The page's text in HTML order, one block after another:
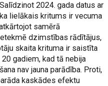
2024. gada datus ar
lielākais kritums ir vecuma
samērā
dzimstības rādītājus,
skaita krituma ir saistīta
gadiem, kad tā nebija
nav jauna parādība. Proti,
kaskādes efektu